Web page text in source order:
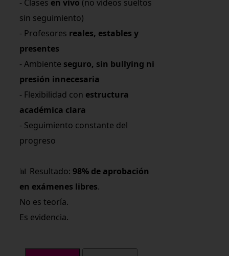
- Clases en vivo (no videos sueltos
sin seguimiento)
- Profesores reales, estables y
presentes
- Ambiente seguro, sin bullying ni
presión innecesaria
- Flexibilidad con estructura
académica clara
- Seguimiento constante del
progreso
📊 Resultado: 98% de aprobación
en exámenes libres.
No es teoría.
Es evidencia.